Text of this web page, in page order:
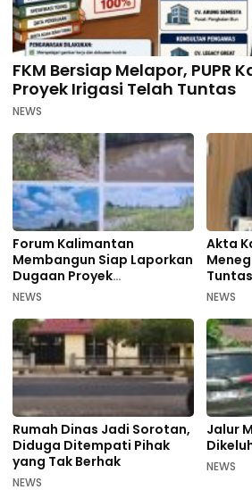
FKM Bersiap Melapor, PUPR
Proyek Irigasi Telah Tuntas
NEWS
Forum Kalimantan
Membangun Siap Laporkan
Dugaan Proyek
Bermasalah PUPR Kalteng
NEWS
Akta
NEWS
Rumah Dinas Jadi Sorotan,
Diduga Ditempati Pihak
yang Tak Berhak
NEWS
Jalur
NEWS